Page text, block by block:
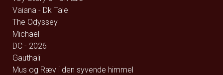
Vaiana - Dk Tale
The Odyssey
Michael
DC - 2026
Gauthali
Mus og Ræv i den syvende himmel